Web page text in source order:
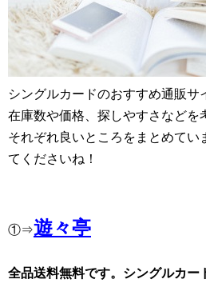
シングルカードのおすすめ通販サ
在庫数や価格、探しやすさなどを
それぞれ良いところをまとめてい
てくださいね！
①⇒遊々亭
全品送料無料です。シングルカー